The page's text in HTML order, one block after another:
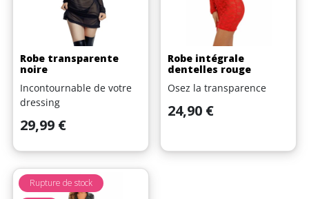
Robe transparente
noire
Incontournable de votre
dressing
Prix
29,99 €
Robe intégrale
dentelles rouge
Osez la transparence
Prix
24,90 €
Rupture de stock